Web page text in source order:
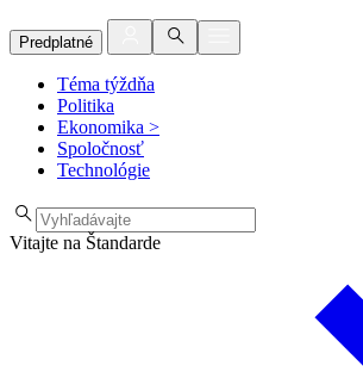
Predplatné
Téma týždňa
Politika
Ekonomika >
Spoločnosť
Technológie
Vitajte na Štandarde